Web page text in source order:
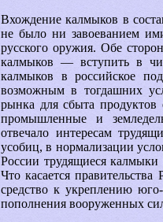
Вхождение калмыков в
не было ни завоеванием
русского оружия. Обе
калмыков — вступить в
калмыков в российское
возможным в тогдашних
рынка для сбыта продуктов
промышленные и
отвечало интересам
усобиц, в нормализации
России трудящиеся
Что касается
средство к укреплению
пополнения вооруженных